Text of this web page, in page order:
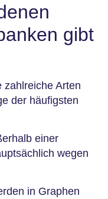
gibt
zahlreiche Arten
der häufigsten
einer
wegen
in Graphen